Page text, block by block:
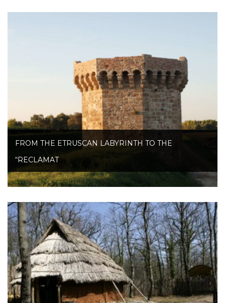
FROM THE ETRUSCAN LABYRINTH TO THE
“RECLAMAT